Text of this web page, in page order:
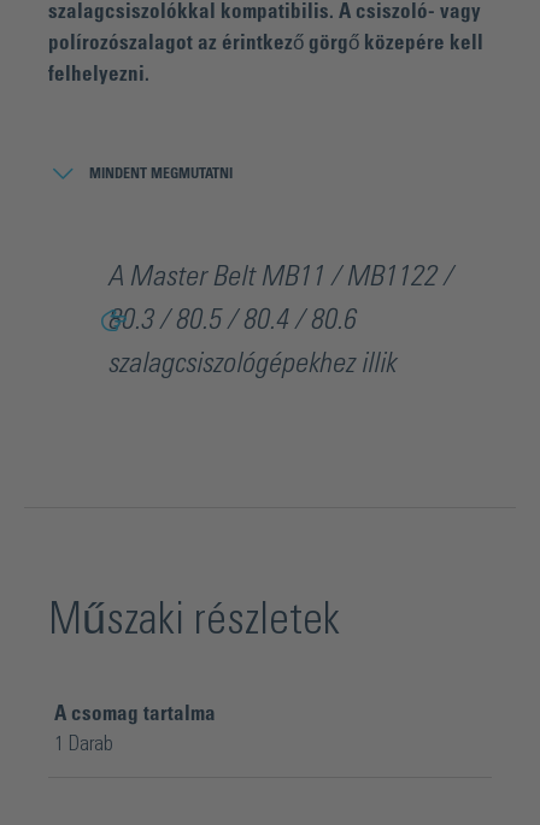
szalagcsiszolókkal kompatibilis. A csiszoló- vagy
polírozószalagot az érintkező görgő közepére kell
felhelyezni.
nem különbözik az egyenes élek csiszolásától,
azonban ilyenkor egy másik típusú érintkezőgörgőt kell
opció: BO 80.40 érintkező görgő Ø 200, Csiszolási rádiusz:
kb. 60 mm, szélesség: 50 mm, 60 mm-es csiszoló szalag
MINDENT MEGMUTATNI
A Master Belt MB11 / MB1122 /
80.3 / 80.5 / 80.4 / 80.6
szalagcsiszológépekhez illik
Műszaki részletek
A csomag tartalma
1 Darab